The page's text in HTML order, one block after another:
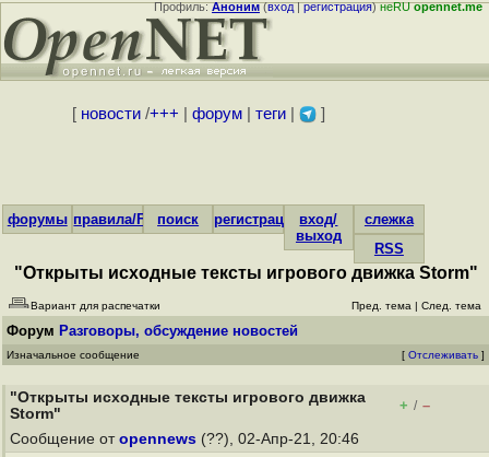
Профиль:Аноним(вход|регистрация)неRUopennet.me
[ новости/+++ форум| теги| ]
форумы правила/FAQпоиск регистрациявход/
выход
слежка
RSS
"Открыты исходные тексты игрового движка Storm"
Вариант для распечатки Пред. тема | След. тема
Форум Разговоры, обсуждение новостей
Изначальное сообщение [ Отслеживать ]
"Открыты исходные тексты игрового движка
Storm"
+ / –
Сообщение от opennews (??), 02-Апр-21, 20:46